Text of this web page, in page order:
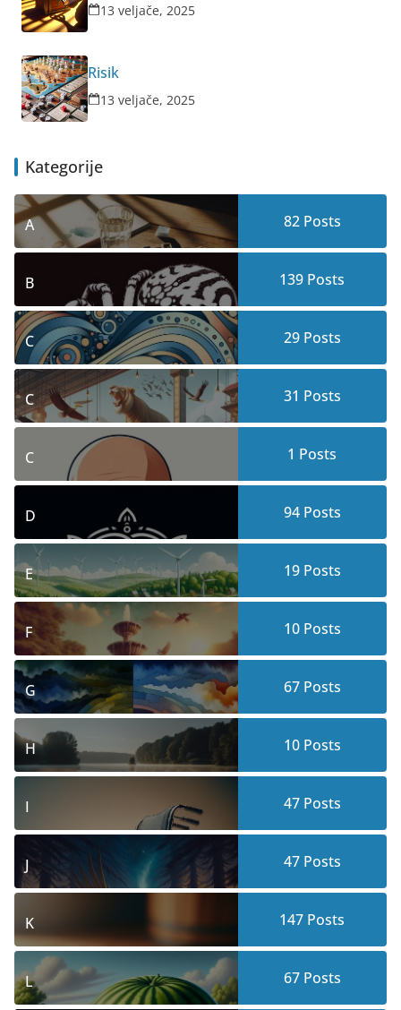
13 veljače, 2025
Risik
13 veljače, 2025
Kategorije
A 82Posts
B 139 Posts
C 29Posts
C 31 Posts
C 1 Posts
D 94Posts
E 19Posts
F 10Posts
G 67Posts
H 10Posts
I 47Posts
J 47Posts
K 147 Posts
L 67Posts